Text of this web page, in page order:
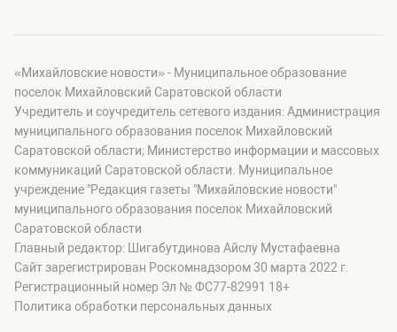
«Михайловские новости» - Муниципальное образование
поселок Михайловский Саратовской области
Учредитель и соучредитель сетевого издания: Администрация
муниципального образования поселок Михайловский
Саратовской области; Министерство информации и массовых
коммуникаций Саратовской области. Муниципальное
учреждение "Редакция газеты "Михайловские новости"
муниципального образования поселок Михайловский
Саратовской области
Главный редактор: Шигабутдинова Айслу Мустафаевна
Сайт зарегистрирован Роскомнадзором 30 марта 2022 г.
Регистрационный номер Эл № ФС77-82991 18+
Политика обработки персональных данных